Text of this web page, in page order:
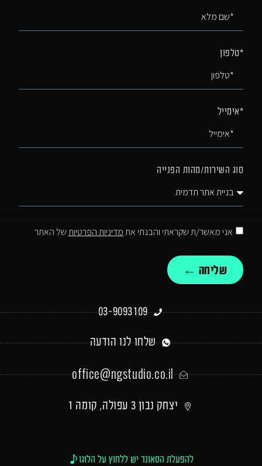
*טלפון
*אימייל
סוג השירות/מהות הפנייה
אני מאשר/ת שקראתי והבנתי אתמדיניות הפרטיותשל האתר
שליחה ←
03-9093109
שלחו לנו הודעה
office@ngstudio.co.il
יצחק נבון 3 עפולה, קומה 1
להפעלת הסאונד יש ללחוץ על הלוגו